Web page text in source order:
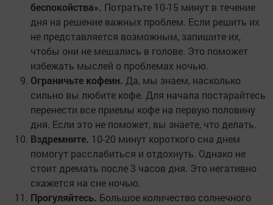
беспокойства». Потратьте 10-15 минут в течение
дня на решение важных проблем. Если решить их
не представляется возможным, запишите их,
чтобы они не мешались в голове. Это поможет
избежать мыслей о проблемах ночью.
Ограничьте кофеин. Да, мы знаем, насколько
сильно вы любите кофе. Для начала постарайтесь
перенести все приемы кофе на первую половину
дня. Если это не поможет, вы знаете, что делать.
Вздремните. 10-20 минут короткого сна днем
помогут расслабиться и отдохнуть. Однако не
стоит дремать после 3 часов дня. Это негативно
скажется на сне ночью.
Прогуляйтесь. Большое количество солнечного